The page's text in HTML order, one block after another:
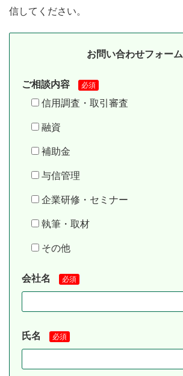
信してください。
お問い合わせフォーム
ご相談内容 必須
信用調査・取引審査
融資
補助金
与信管理
企業研修・セミナー
執筆・取材
その他
会社名 必須
氏名 必須